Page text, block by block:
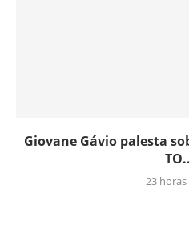
Giovane Gávio palesta
23